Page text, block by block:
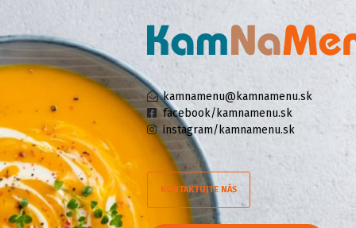
kamnamenu@kamnamenu.sk
facebook/kamnamenu.sk
instagram/kamnamenu.sk
KONTAKTUJTE NÁS